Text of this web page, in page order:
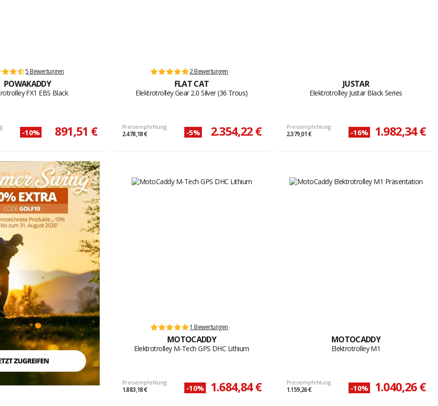
5 Bewertungen
POWAKADDY
FX1 EBS Black
-10% 891,51 €
2 Bewertungen
FLAT CAT
Elektrotrolley Gear 2.0 Silver (36 Trous)
Preisempfehlung
2.478,18 € -5% 2.354,22 €
JUSTAR
Elektrotrolley Justar Black Series
Preisempfehlung
2.379,01 € -16% 1.982,34 €
1 Bewertungen
MOTOCADDY
Elektrotrolley M-Tech GPS DHC Lithium
Preisempfehlung
1.883,18 € -10% 1.684,84 €
MOTOCADDY
Elektrotrolley M1
Preisempfehlung
1.159,26 € -10% 1.040,26 €